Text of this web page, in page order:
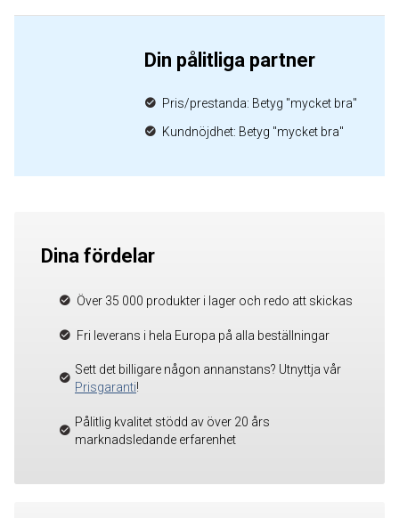
Din pålitliga partner
Pris/prestanda: Betyg "mycket bra"
Kundnöjdhet: Betyg "mycket bra"
Dina fördelar
Över 35 000 produkter i lager och redo att skickas
Fri leverans i hela Europa på alla beställningar
Sett det billigare någon annanstans? Utnyttja vår
Prisgaranti!
Pålitlig kvalitet stödd av över 20 års
marknadsledande erfarenhet